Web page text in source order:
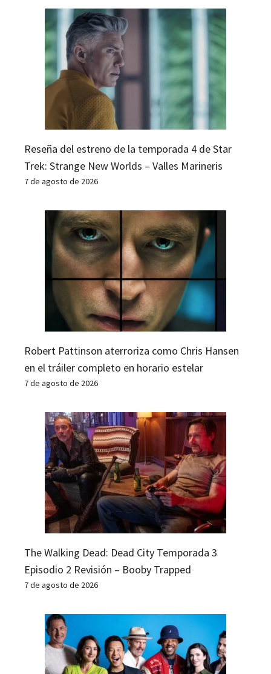
Reseña del estreno de la temporada 4 de Star
Trek: Strange New Worlds – Valles Marineris
7 de agosto de 2026
Robert Pattinson aterroriza como Chris Hansen
en el tráiler completo en horario estelar
7 de agosto de 2026
The Walking Dead: Dead City Temporada 3
Episodio 2 Revisión – Booby Trapped
7 de agosto de 2026